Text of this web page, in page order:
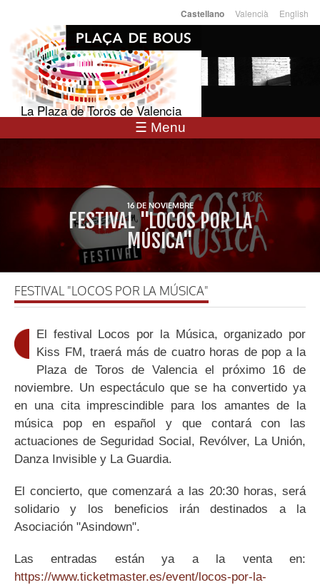
contenido
principal
Idiomas
Castellano Valencià English
La Plaza de Toros de Valencia
☰ Menu
16 DE NOVIEMBRE
FESTIVAL "LOCOS POR LA
MÚSICA"
FESTIVAL "LOCOS POR LA MÚSICA"
El festival Locos por la Música, organizado por
Kiss FM, traerá más de cuatro horas de pop a la
Plaza de Toros de Valencia el próximo 16 de
noviembre. Un espectáculo que se ha convertido ya
en una cita imprescindible para los amantes de la
música pop en español y que contará con las
actuaciones de Seguridad Social, Revólver, La Unión,
Danza Invisible y La Guardia.
El concierto, que comenzará a las 20:30 horas, será
solidario y los beneficios irán destinados a la
Asociación "Asindown".
Las entradas están ya a la venta en:
https://www.ticketmaster.es/event/locos-por-la-